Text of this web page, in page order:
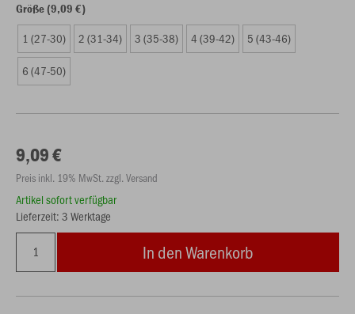
Größe (9,09 €)
1 (27-30) 2 (31-34) 3 (35-38) 4 (39-42) 5 (43-46)
6 (47-50)
9,09 €
Preis inkl. 19% MwSt. zzgl. Versand
Artikel sofort verfügbar
Lieferzeit: 3 Werktage
In den Warenkorb